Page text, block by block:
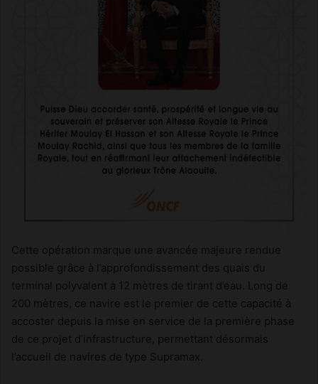
Cette opération marque une avancée majeure rendue
possible grâce à l’approfondissement des quais du
terminal polyvalent à 12 mètres de tirant d’eau. Long de
200 mètres, ce navire est le premier de cette capacité à
accoster depuis la mise en service de la première phase
de ce projet d’infrastructure, permettant désormais
l’accueil de navires de type Supramax.